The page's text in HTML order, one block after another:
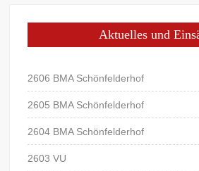
Aktuelles und
2606 BMA Schönfelderhof
2605 BMA Schönfelderhof
2604 BMA Schönfelderhof
2603 VU